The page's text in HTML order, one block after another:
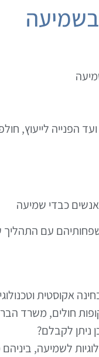
בשמיעה
הפנייה לייעוץ,
כבדי שמיעה
עם
אקוסטית
חולים, משרד
ניתן לקבלם?
לשמיעה,